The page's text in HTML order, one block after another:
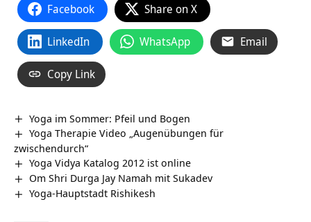
Facebook Share on X
LinkedIn WhatsApp Email
Copy Link
Yoga im Sommer: Pfeil und Bogen
Yoga Therapie Video „Augenübungen für
zwischendurch“
Yoga Vidya Katalog 2012 ist online
Om Shri Durga Jay Namah mit Sukadev
Yoga-Hauptstadt Rishikesh